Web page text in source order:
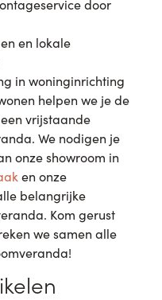
door
en lokale
in woninginrichting
helpen we je de
vrijstaande
We nodigen je
onze showroom in
en onze
belangrijke
Kom gerust
we samen alle